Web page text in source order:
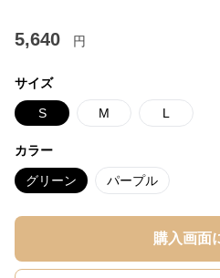
5,640 円
サイズ
S M L
カラー
グリーン パープル
購入画面